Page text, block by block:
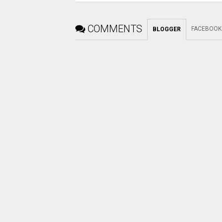
COMMENTS BLOGGER FACEBOOK